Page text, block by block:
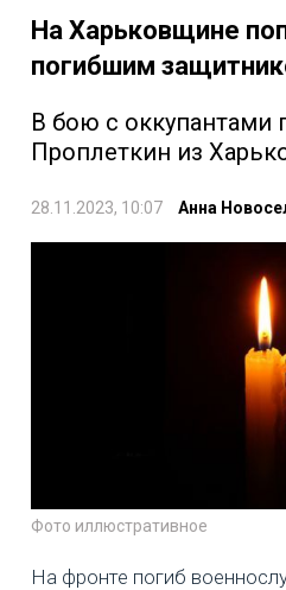
На Харьковщине
погибшим
В бою с оккупантами
Проплеткин из
28.11.2023, 10:07 Анна
Фото иллюстративное
На фронте погиб